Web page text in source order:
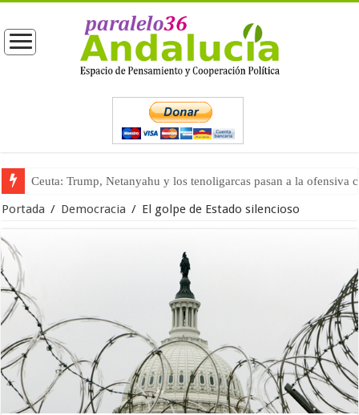
La masificación turística (tercera parte)
Portada / Democracia / El golpe de Estado silencioso